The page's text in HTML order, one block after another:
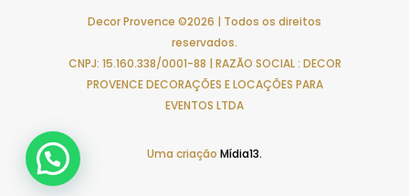
Decor Provence ©2026 | Todos os direitos
reservados.
CNPJ: 15.160.338/0001-88 | RAZÃO SOCIAL : DECOR
PROVENCE DECORAÇÕES E LOCAÇÕES PARA
EVENTOS LTDA
Uma criação Mídia13.